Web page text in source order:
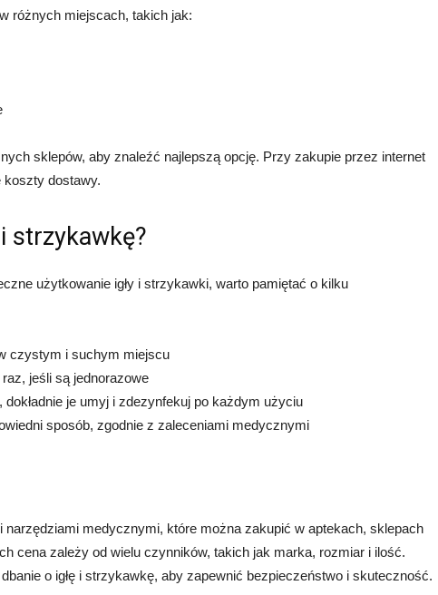
różnych miejscach, takich jak:
sklepów, aby znaleźć najlepszą opcję. Przy zakupie przez internet
koszty dostawy.
strzykawkę?
użytkowanie igły i strzykawki, warto pamiętać o kilku
czystym i suchym miejscu
jeśli są jednorazowe
je umyj i zdezynfekuj po każdym użyciu
sposób, zgodnie z zaleceniami medycznymi
narzędziami medycznymi, które można zakupić w aptekach, sklepach
cena zależy od wielu czynników, takich jak marka, rozmiar i ilość.
o igłę i strzykawkę, aby zapewnić bezpieczeństwo i skuteczność.